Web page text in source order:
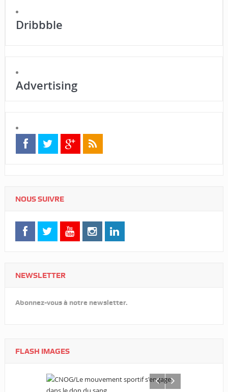
Dribbble
Advertising
NOUS SUIVRE
NEWSLETTER
Abonnez-vous à notre newsletter.
FLASH IMAGES